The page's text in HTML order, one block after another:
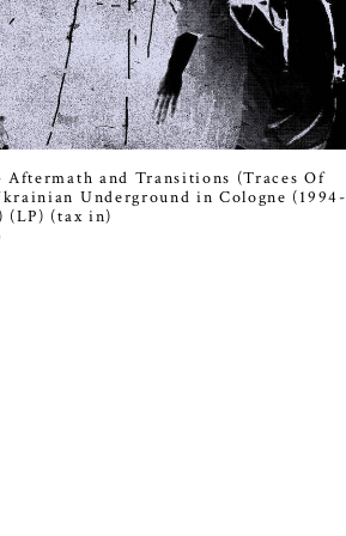
Aftermath and Transitions (Traces Of
Underground in Cologne (1994-
(LP) (tax in)